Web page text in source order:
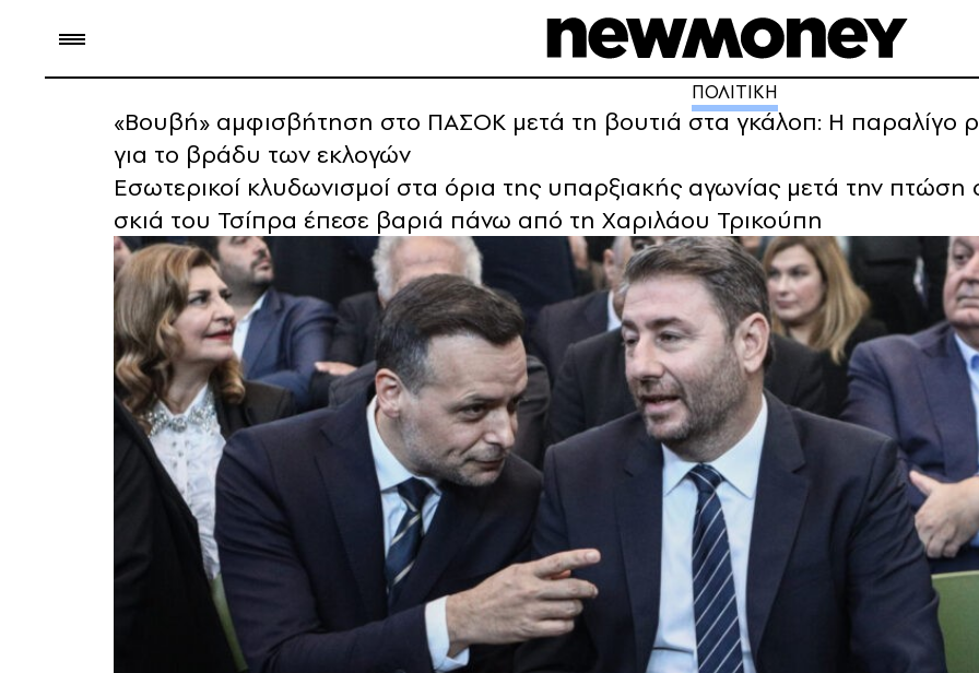
ΠΟΛΙΤΙΚΗ
«Βουβή» αμφισβήτηση στο ΠΑΣΟΚ μετά τη βουτιά στα γκάλοπ: Η παραλίγο
για το βράδυ των εκλογών
Εσωτερικοί κλυδωνισμοί στα όρια της υπαρξιακής αγωνίας μετά την πτώση
σκιά του Τσίπρα έπεσε βαριά πάνω από τη Χαριλάου Τρικούπη